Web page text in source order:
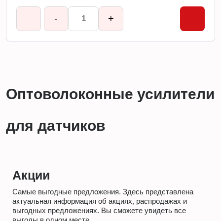
- +
Оптоволоконные усилители
для датчиков
Акции
Самые выгодные предложения. Здесь представлена
актуальная информация об акциях, распродажах и
выгодных предложениях. Вы сможете увидеть все